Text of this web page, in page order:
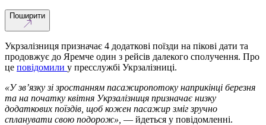
Поширити
Укрзалізниця призначає 4 додаткові поїзди на пікові дати та
продовжує до Яремче один з рейсів далекого сполучення. Про
це повідомили у пресслужбі Укрзалізниці.
«У зв’язку зі зростанням пасажиропотоку наприкінці березня
та на початку квітня Укрзалізниця призначає низку
додаткових поїздів, щоб кожен пасажир зміг зручно
спланувати свою подорож», — йдеться у повідомленні.